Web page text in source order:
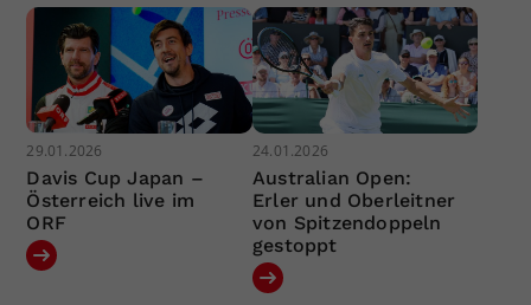
29.01.2026
Davis Cup Japan –
Österreich live im
ORF
24.01.2026
Australian Open:
Erler und Oberleitner
von Spitzendoppeln
gestoppt